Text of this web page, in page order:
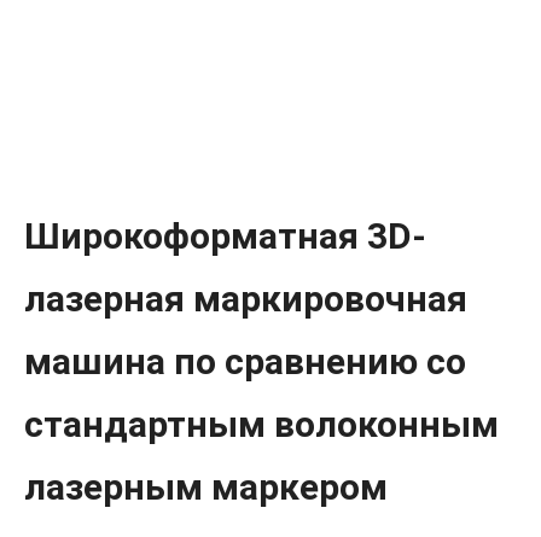
Широкоформатная 3D-
лазерная маркировочная
машина по сравнению со
стандартным волоконным
лазерным маркером